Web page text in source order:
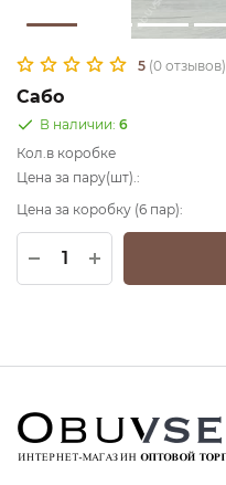
5 (0 отзывов)
Сабо
В наличии: 6
Кол.в коробке
Цена за пару(шт).:
Цена за коробку (6 пар):